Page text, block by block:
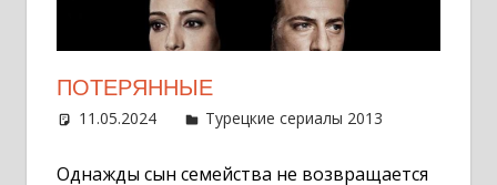
ПОТЕРЯННЫЕ
11.05.2024 Администратор
Турецкие сериалы 2013
Однажды сын семейства не возвращается